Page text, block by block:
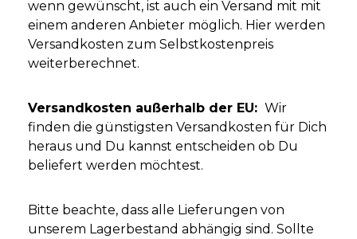
wenn gewünscht, ist auch ein Versand mit mit
einem anderen Anbieter möglich. Hier werden
Versandkosten zum Selbstkostenpreis
weiterberechnet.
Versandkosten außerhalb der EU: Wir
finden die günstigsten Versandkosten für Dich
heraus und Du kannst entscheiden ob Du
beliefert werden möchtest.
Bitte beachte, dass alle Lieferungen von
unserem Lagerbestand abhängig sind. Sollte